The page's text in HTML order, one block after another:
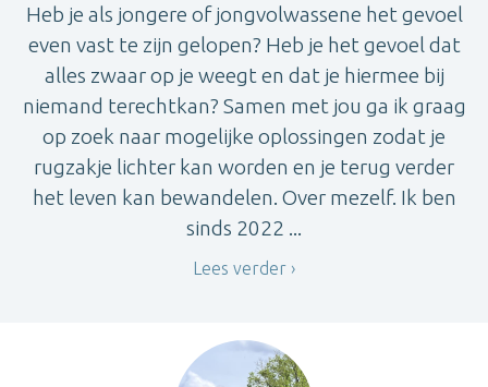
Heb je als jongere of jongvolwassene het gevoel
even vast te zijn gelopen? Heb je het gevoel dat
alles zwaar op je weegt en dat je hiermee bij
niemand terechtkan? Samen met jou ga ik graag
op zoek naar mogelijke oplossingen zodat je
rugzakje lichter kan worden en je terug verder
het leven kan bewandelen. Over mezelf. Ik ben
sinds 2022 ...
Lees verder